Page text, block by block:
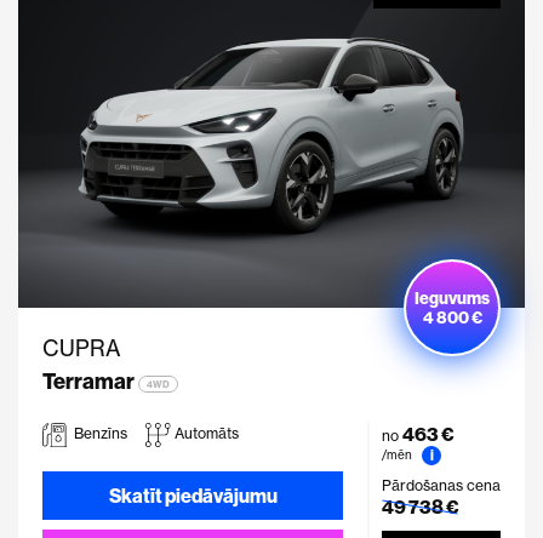
CUPRA
Terramar
4WD
Ieguvums
4 800 €
Benzīns Automāts
Skatīt piedāvājumu
no 463 €
/mēn
i
Pārdošanas cena
49 738 €